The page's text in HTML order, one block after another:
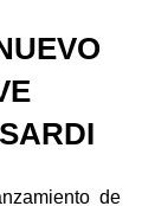
de